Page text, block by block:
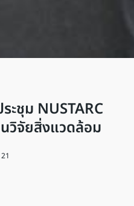
ะชุม NUSTARC
วิจัยสิ่งแวดล้อม
21